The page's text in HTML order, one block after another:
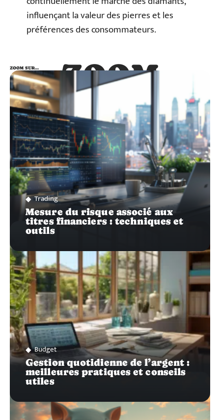
influençant la valeur des pierres et les
préférences des consommateurs.
ZOOM
SUR…
ZOOM SUR…
Trading
Mesure du risque associé aux
titres financiers : techniques et
outils
Budget
Gestion quotidienne de l’argent :
meilleures pratiques et conseils
utiles